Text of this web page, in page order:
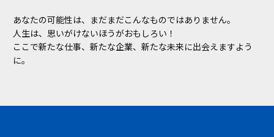
あなたの可能性は、まだまだこんなものではありません。
人生は、思いがけないほうがおもしろい！
ここで新たな仕事、新たな企業、新たな未来に出会えますよう
に。